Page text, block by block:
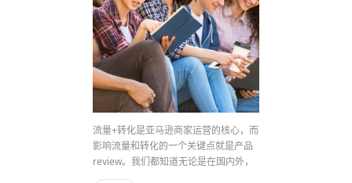
流量+转化是亚马逊商家运营的核心，而
影响流量和转化的一个关键点就是产品
review。我们都知道无论是在国内外，